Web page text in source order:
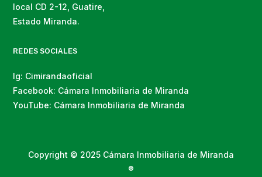
local CD 2-12, Guatire,
Estado Miranda.
REDES SOCIALES
Ig: Cimirandaoficial
Facebook: Cámara Inmobiliaria de Miranda
YouTube: Cámara Inmobiliaria de Miranda
Copyright © 2025 Cámara Inmobiliaria de Miranda
®